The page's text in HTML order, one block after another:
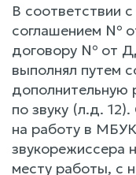
В соответствии
соглашением №
договору № от
выполнял путем
дополнительную
по звуку (л.д.
на работу в
звукорежиссера
месту работы, с